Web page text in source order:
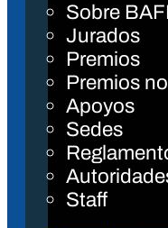
Sobre
Jurados
Premios
Premios
Apoyos
Sedes
Staff